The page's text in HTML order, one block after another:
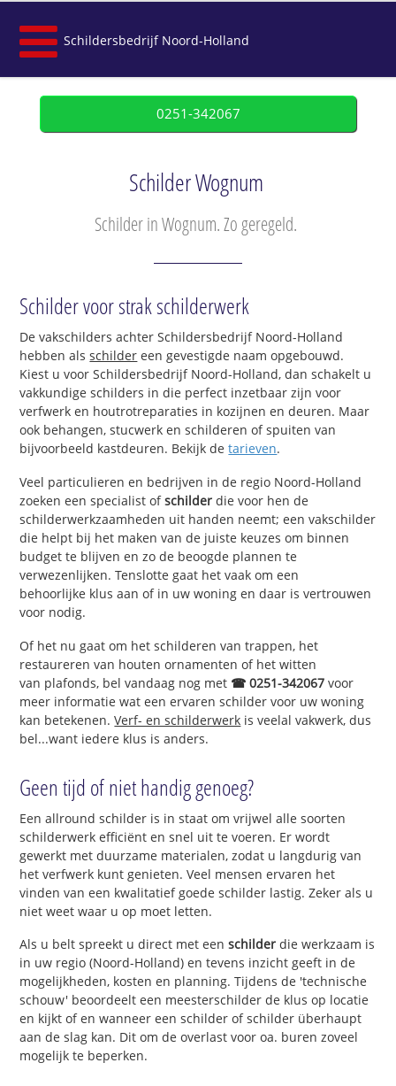
Schildersbedrijf Noord-Holland
0251-342067
Schilder Wognum
Schilder in Wognum. Zo geregeld.
Schilder voor strak schilderwerk
De vakschilders achter Schildersbedrijf Noord-Holland
hebben alsschilder een gevestigde naam opgebouwd.
Kiest u voor Schildersbedrijf Noord-Holland, dan schakelt u
vakkundige schilders in die perfect inzetbaar zijn voor
verfwerk en houtrotreparaties in kozijnen en deuren. Maar
ook behangen, stucwerk en schilderen of spuiten van
bijvoorbeeld kastdeuren. Bekijk detarieven.
Veel particulieren en bedrijven in de regio Noord-Holland
zoeken een specialist ofschilder die voor hen de
schilderwerkzaamheden uit handen neemt; een vakschilder
die helpt bij het maken van de juiste keuzes om binnen
budget te blijven en zo de beoogde plannen te
verwezenlijken. Tenslotte gaat het vaak om een
behoorlijke klus aan of in uw woning en daar is vertrouwen
voor nodig.
Of het nu gaat om het schilderen van trappen, het
restaureren van houten ornamenten of het witten
van plafonds, bel vandaag nog met ☎ 0251-342067 voor
meer informatie wat een ervaren schilder voor uw woning
kan betekenen.Verf- en schilderwerk is veelal vakwerk, dus
bel...want iedere klus is anders.
Geen tijd of niet handig genoeg?
Een allround schilder is in staat om vrijwel alle soorten
schilderwerk efficiënt en snel uit te voeren. Er wordt
gewerkt met duurzame materialen, zodat u langdurig van
het verfwerk kunt genieten. Veel mensen ervaren het
vinden van een kwalitatief goede schilder lastig. Zeker als u
niet weet waar u op moet letten.
Als u belt spreekt u direct met eenschilder die werkzaam is
in uw regio (Noord-Holland) en tevens inzicht geeft in de
mogelijkheden, kosten en planning. Tijdens de 'technische
schouw' beoordeelt een meesterschilder de klus op locatie
en kijkt of en wanneer een schilder of schilder überhaupt
aan de slag kan. Dit om de overlast voor oa. buren zoveel
mogelijk te beperken.